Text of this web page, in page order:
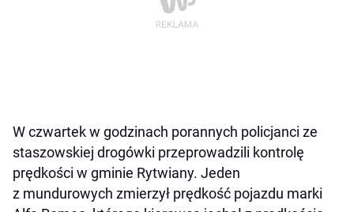
W czwartek w godzinach porannych policjanci ze
staszowskiej drogówki przeprowadzili kontrolę
prędkości w gminie Rytwiany. Jeden
z mundurowych zmierzył prędkość pojazdu marki